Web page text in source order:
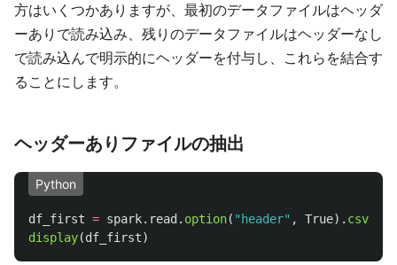
方はいくつかありますが、最初のデータファイルはヘッダ
ーありで読み込み、残りのデータファイルはヘッダーなし
で読み込んで明示的にヘッダーを付与し、これらを結合す
ることにします。
ヘッダーありファイルの抽出
Python
df_first = spark. read . option( " header" , True). csv
display(df_first)